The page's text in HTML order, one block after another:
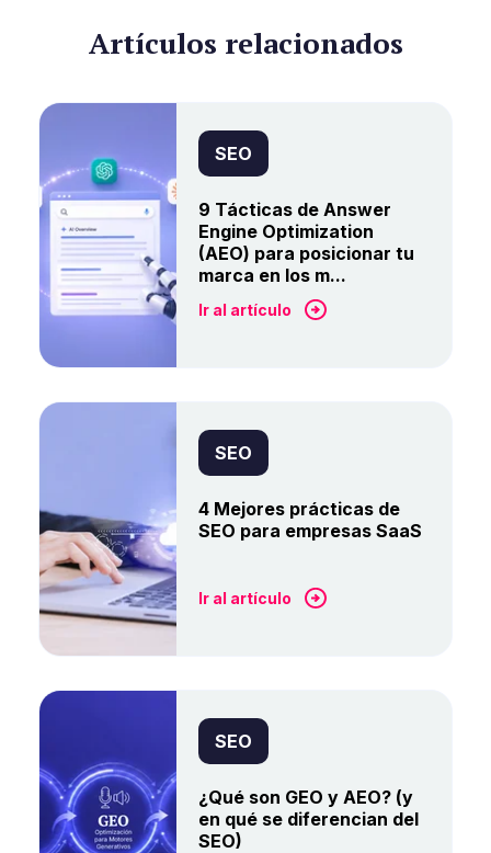
Artículos relacionados
SEO
9 Tácticas de Answer
Engine Optimization
(AEO) para posicionar tu
marca en los m...
Ir al artículo
SEO
4 Mejores prácticas de
SEO para empresas SaaS
Ir al artículo
SEO
¿Qué son GEO y AEO? (y
en qué se diferencian del
SEO)